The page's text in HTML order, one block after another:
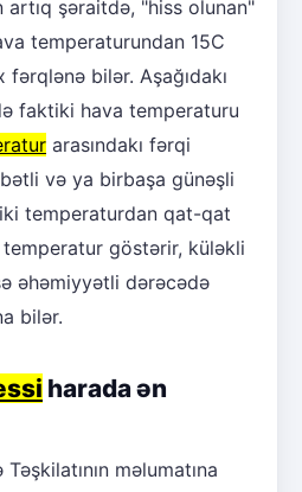
şəraitdə, "hiss olunan"
temperaturundan 15C
bilər. Aşağıdakı
faktiki hava temperaturu
arasındakı fərqi
və ya birbaşa günəşli
temperaturdan qat-qat
göstərir, küləkli
əhəmiyyətli dərəcədə
bilər.
harada ən
məlumatına